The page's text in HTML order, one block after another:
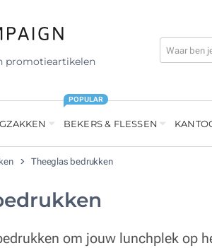
promotieartikelen
BEKERS & FLESSEN
POPULAR
Theeglas bedrukken
om jouw lunchplek op